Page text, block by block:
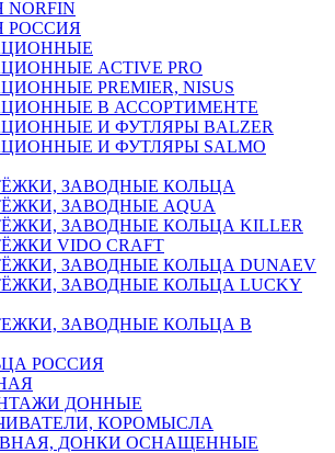
РОССИЯ
ACTIVE PRO
PREMIER, NISUS
В АССОРТИМЕНТЕ
И ФУТЛЯРЫ BALZER
И ФУТЛЯРЫ SALMO
ЗАВОДНЫЕ КОЛЬЦА
ЗАВОДНЫЕ AQUA
ЗАВОДНЫЕ КОЛЬЦА KILLER
VIDO CRAFT
ЗАВОДНЫЕ КОЛЬЦА DUNAEV
ЗАВОДНЫЕ КОЛЬЦА LUCKY
ЗАВОДНЫЕ КОЛЬЦА В
РОССИЯ
ДОННЫЕ
КОРОМЫСЛА
ДОНКИ ОСНАЩЕННЫЕ